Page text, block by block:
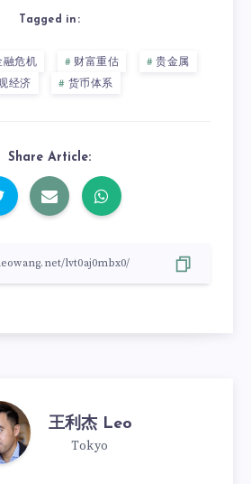
Tagged in:
融危机 财富重估
贵金属
经济
货币体系
Share Article:
王利杰 Leo
Tokyo